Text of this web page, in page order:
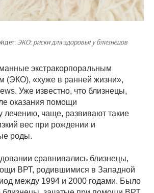
ЭКО: риски для здоровья у близнецов
экстракорпоральным
(ЭКО), «хуже в ранней жизни»,
Уже известно, что близнецы,
оказания помощи
лечению, чаще, развивают такие
вес при рождении и
роды.
сравнивались близнецы,
ВРТ, родившимися в Западной
между 1994 и 2000 годами. Было